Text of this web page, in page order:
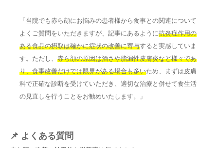
「当院でも赤ら顔にお悩みの患者様から食事との関連について
よくご質問をいただきますが、記事にあるように抗炎症作用の
ある食品の摂取は確かに症状の改善に寄与すると実感していま
す。ただし、 赤ら顔の原因は酒さや脂漏性皮膚炎など様々であ
り、食事改善だけでは限界がある場合も多いため、まずは皮膚
科で正確な診断を受けていただき、適切な治療と併せて食生活
の見直しを行うことをお勧めいたします。」
📌 よくある質問